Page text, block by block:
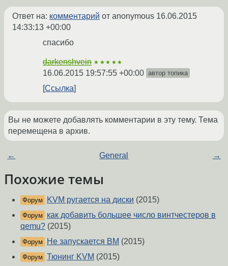
Ответ на: комментарий от anonymous 16.06.2015
14:33:13 +00:00
спасибо
darkenshvein ★★★★★
16.06.2015 19:57:55 +00:00 автор топика
Ссылка
Вы не можете добавлять комментарии в эту тему. Тема
перемещена в архив.
← General →
Похожие темы
Форум KVM ругается на диски (2015)
Форум
как добавить большее число винтчестеров в
qemu? (2015)
Форум Не запускается ВМ (2015)
Форум Тюнинг KVM (2015)